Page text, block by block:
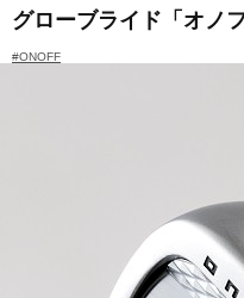
グローブライド「オノ
#ONOFF